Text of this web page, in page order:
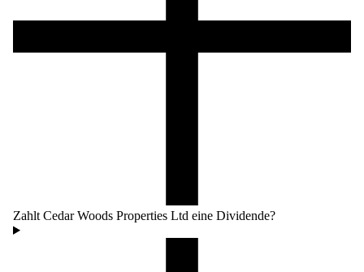
Zahlt Cedar Woods Properties Ltd eine Dividende?